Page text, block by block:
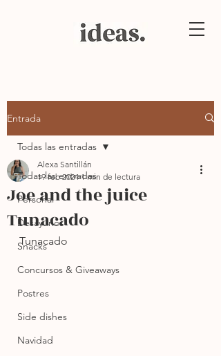
Entrada
Todas las entradas
Personal
Desayunos
Snacks
Concursos & Giveaways
Postres
Side dishes
Navidad
Todas las entradas
Joe and the juice
Tunacado
Alexa Santillán
19 feb 2024 1 min de lectura
Tunacado